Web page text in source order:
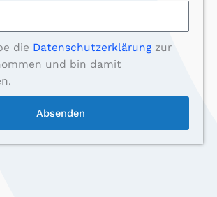
die Datenschutzerklärungzur
und bin damit
Absenden